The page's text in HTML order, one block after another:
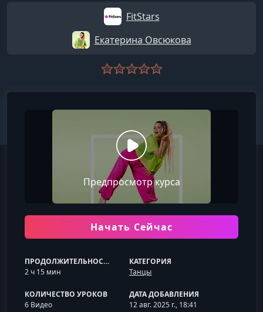
FitStars
Екатерина Овсюкова
Предпросмотр курса
Начать Сейчас
ПРОДОЛЖИТЕЛЬНОСТЬ
2 ч 15 мин
КАТЕГОРИЯ
Танцы
КОЛИЧЕСТВО УРОКОВ
6 Видео
ДАТА ДОБАВЛЕНИЯ
12 авг. 2025 г., 18:41